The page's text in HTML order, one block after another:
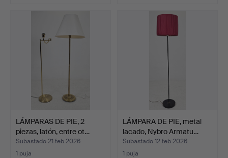
LÁMPARAS DE PIE, 2
piezas, latón, entre ot…
Subastado 21 feb 2026
1 puja
LÁMPARA DE PIE, metal
lacado, Nybro Armatu…
Subastado 12 feb 2026
1 puja